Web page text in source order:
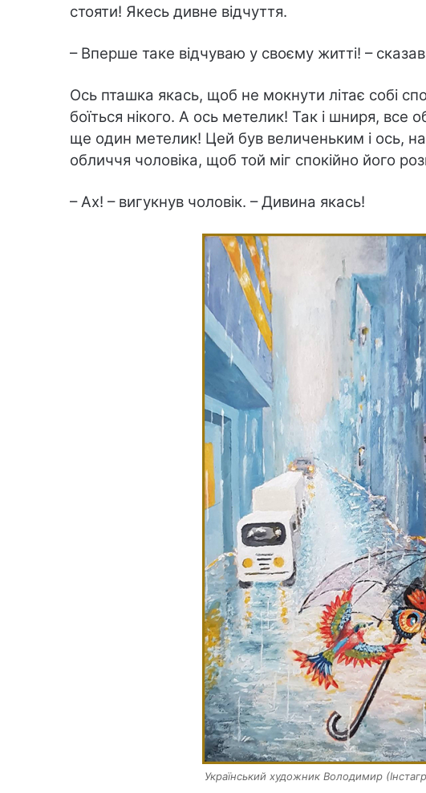
стояти! Якесь дивне відчуття.
– Вперше таке відчуваю у своєму житті! – сказав
Ось пташка якась, щоб не мокнути літає собі
боїться нікого. А ось метелик! Так і шниря, все
ще один метелик! Цей був величеньким і ось,
обличчя чоловіка, щоб той міг спокійно його
– Ах! – вигукнув чоловік. – Дивина якась!
Український художник Володимир